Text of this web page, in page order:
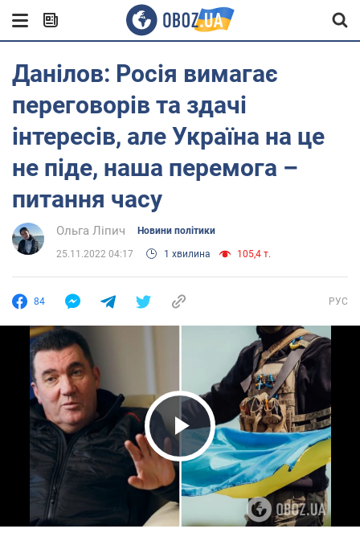
Данілов: Росія вимагає
переговорів та здачі
інтересів, але Україна на це
не піде, наша перемога –
питання часу
Ольга Ліпич Новини політики
25.11.2022 04:17 1 хвилина 105,4 т.
84 РУС
Play Video